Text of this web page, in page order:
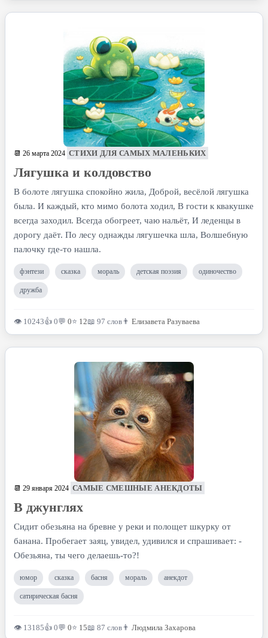
📆 26 марта 2024 СТИХИ ДЛЯ САМЫХ МАЛЕНЬКИХ
Лягушка и колдовство
В болоте лягушка спокойно жила, Доброй, весёлой лягушка
была. И каждый, кто мимо болота ходил, В гости к квакушке
всегда заходил. Всегда обогреет, чаю нальёт, И леденцы в
дорогу даёт. По лесу однажды лягушечка шла, Волшебную
палочку где-то нашла.
фэнтези сказка мораль детская поэзия одиночество
дружба
👁 10243👍 0💬 0⭐ 12📖 97 слов 👨 Елизавета Разуваева
📆 29 января 2024 САМЫЕ СМЕШНЫЕ АНЕКДОТЫ
В джунглях
Сидит обезьяна на бревне у реки и полощет шкурку от
банана. Пробегает заяц, увидел, удивился и спрашивает: -
Обезьяна, ты чего делаешь-то?!
юмор сказка басня мораль анекдот
сатирическая басня
👁 13185👍 0💬 0⭐ 15📖 87 слов 👨 Людмила Захарова